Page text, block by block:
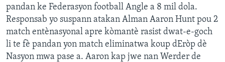
pandan ke Federasyon football Angle a 8 mil dola.
Responsab yo suspann atakan Alman Aaron Hunt pou 2
match entènasyonal apre kòmantè rasist dwat-e-goch
li te fè pandan yon match eliminatwa koup dEròp dè
Nasyon mwa pase a. Aaron kap jwe nan Werder de